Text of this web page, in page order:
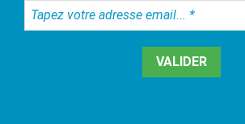
Tapez
votre